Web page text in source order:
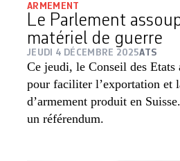
ARMEMENT
Le Parlement
matériel de guerre
JEUDI 4 DÉCEMBRE 2025ATS
Ce jeudi, le Conseil des
pour faciliter l’exportation et
d’armement produit en
un référendum.